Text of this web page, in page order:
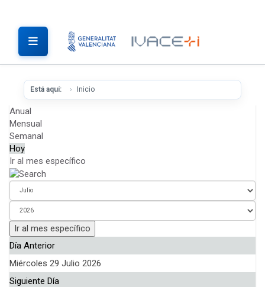
Está aquí: Inicio
Anual
Mensual
Semanal
Hoy
Ir al mes específico
Ir al mes específico
Día Anterior
Miércoles 29 Julio 2026
Siguiente Día